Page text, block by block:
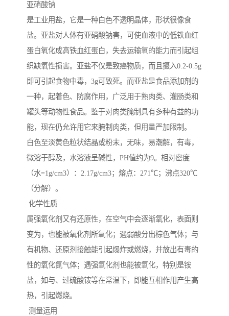
亚硝酸钠
是工业用盐，它是一种白色不透明晶体，形状很像食
盐。亚盐对人体有亚硝酸钠害，可使血液中的低铁血红
蛋白氧化成高铁血红蛋白，失去运输氧的能力而引起组
织缺氧性损害。亚盐不仅是致癌物质，而且摄入0.2-0.5g
即可引起食物中毒，3g可致死。而亚盐是食品添加剂的
一种，起着色、防腐作用，广泛用于熟肉类、灌肠类和
罐头等动物性食品。鉴于对肉类腌制具有多种有益的功
能，现在仍允许用它来腌制肉类，但用量严加限制。
白色至淡黄色粒状结晶或粉末，无味，易潮解，有毒，
微溶于醇及，水溶液呈碱性，PH值约为9。相对密度
（水=1g/cm3）：2.17g/cm3；熔点：271℃；沸点320℃
（分解）。
化学性质
属强氧化剂又有还原性，在空气中会逐渐氧化，表面则
变为，也能被氧化剂所氧化；遇弱酸分出棕色气体；与
有机物、还原剂接触能引起爆炸或燃烧，并放出有毒的
性的氧化氮气体；遇强氧化剂也能被氧化，特别是铵
盐，如与、过硫酸铵等在常温下，即能互相作用产生高
热，引起燃烧。
测量运用